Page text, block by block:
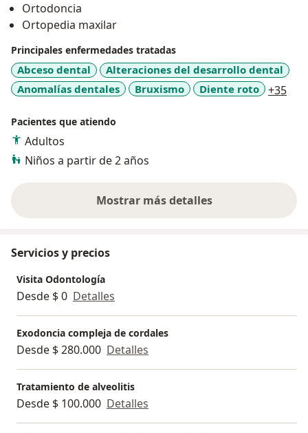
Ortodoncia
Ortopedia maxilar
Principales enfermedades tratadas
Abceso dental
Alteraciones del desarrollo dental
Anomalías dentales
Bruxismo Diente roto +35
Pacientes que atiendo
Adultos
Niños a partir de 2 años
Mostrar más detalles
sobre la experiencia
Servicios y precios
Visita Odontología
Desde $ 0 Detalles
Exodoncia compleja de cordales
Desde $ 280.000 Detalles
Tratamiento de alveolitis
Desde $ 100.000 Detalles